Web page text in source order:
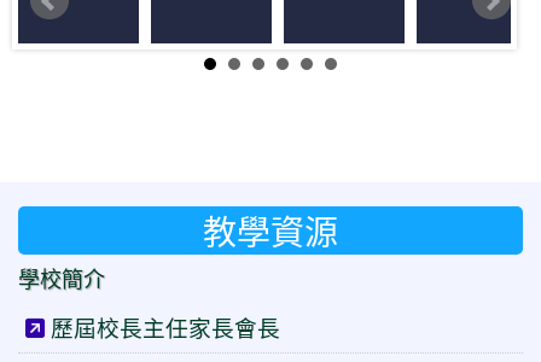
教學資源
學校簡介
歷屆校長主任家長會長